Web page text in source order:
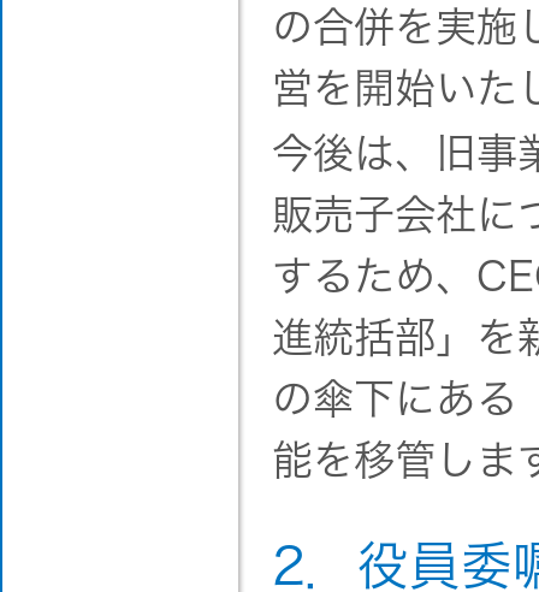
の合併を実施
営を開始いた
今後は、旧事
販売子会社に
するため、
進統括部」を
の傘下にある
能を移管しま
2．役員委